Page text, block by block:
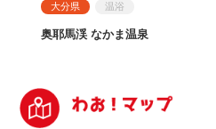
大分県 温浴
奥耶馬渓 なかま温泉